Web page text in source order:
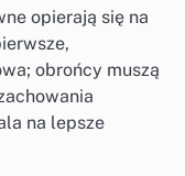
opierają się na
obrońcy muszą
na lepsze